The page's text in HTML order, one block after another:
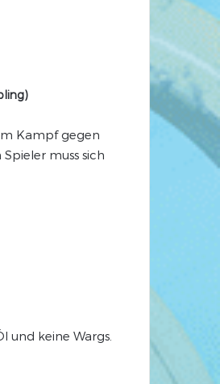
Kampf gegen
muss sich
und keine Wargs.